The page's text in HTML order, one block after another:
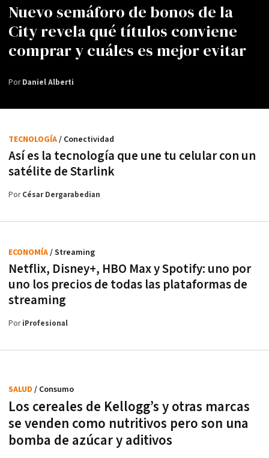
Nuevo semáforo de bonos de la
City revela qué títulos conviene
comprar y cuáles es mejor evitar
PorDaniel Alberti
Así es la tecnología que une tu celular con un
satélite de Starlink
TECNOLOGÍA/ Conectividad
PorCésar Dergarabedian
Netflix, Disney+, HBO Max y Spotify: uno por
uno los precios de todas las plataformas de
streaming
ECONOMÍA/ Streaming
PoriProfesional
Los cereales de Kellogg’s y otras marcas
se venden como nutritivos pero son una
bomba de azúcar y aditivos
SALUD / Consumo